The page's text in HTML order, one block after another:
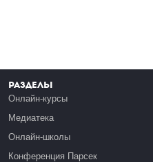
Разделы
Онлайн-курсы
Медиатека
Онлайн-школы
Конференция Парсек